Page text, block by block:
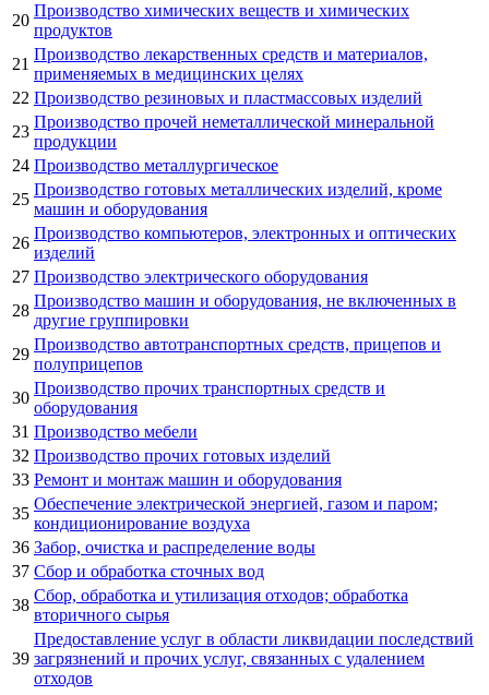
20
Производство химических веществ и химических
продуктов
21
Производство лекарственных средств и материалов,
применяемых в медицинских целях
22 Производство резиновых и пластмассовых изделий
23
Производство прочей неметаллической минеральной
продукции
24 Производство металлургическое
25
Производство готовых металлических изделий, кроме
машин и оборудования
26
Производство компьютеров, электронных и оптических
изделий
27 Производство электрического оборудования
28
Производство машин и оборудования, не включенных в
другие группировки
29
Производство автотранспортных средств, прицепов и
полуприцепов
30
Производство прочих транспортных средств и
оборудования
31 Производство мебели
32 Производство прочих готовых изделий
33 Ремонт и монтаж машин и оборудования
35
Обеспечение электрической энергией, газом и паром;
кондиционирование воздуха
36 Забор, очистка и распределение воды
37 Сбор и обработка сточных вод
38
Сбор, обработка и утилизация отходов; обработка
вторичного сырья
39
Предоставление услуг в области ликвидации последствий
загрязнений и прочих услуг, связанных с удалением
отходов